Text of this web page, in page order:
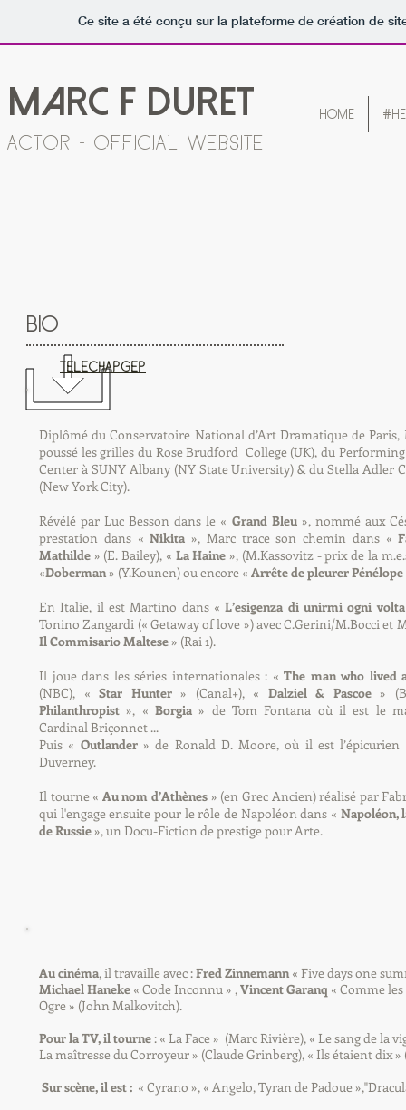
Ce site a été conçu sur la plateforme de création de
HOME
marc F duret
actor - OFFICIAL WEBSITE
BIO
TELECHARGER
Diplômé du Conservatoire National d’Art Dramatique de Paris,
poussé les grilles du Rose Brudford College (UK), du
Center à SUNY Albany (NY State University) & du Stella Adler
(New York City).
Révélé par Luc Besson dans le « Grand Bleu», nommé aux
prestation dans «Nikita », Marc trace son chemin dans «
Mathilde » (E. Bailey), « La Haine », (M.Kassovitz - prix de la
«Doberman » (Y.Kounen) ou encore « Arrête de pleurer Pénélope
En Italie, il est Martino dans «L’esigenza di unirmi ogni
Tonino Zangardi (« Getaway of love ») avec C.Gerini/M.Bocci et
Il Commisario Maltese » (Rai 1).
Il joue dans les séries internationales : «The man who lived
(NBC), «Star Hunter» (Canal+), « Dalziel & Pascoe»
Philanthropist », « Borgia » de Tom Fontana où il est le
Cardinal Briçonnet ...
Puis « Outlander» de Ronald D. Moore, où il est l’épicurien
Duverney.
Il tourne « Au nom d’Athènes » (en Grec Ancien) réalisé par
qui l'engage ensuite pour le rôle de Napoléon dans « Napoléon,
de Russie », un Docu-Fiction de prestige pour Arte.
Au cinéma, il travaille avec :Fred Zinnemann « Five days one
Michael Haneke « Code Inconnu » ,Vincent Garanq « Comme
Ogre » (John Malkovitch).
Pour la TV, il tourne: « La Face » (Marc Rivière), « Le sang de la
La maîtresse du Corroyeur » (Claude Grinberg), « Ils étaient dix »
Sur scène, il est : « Cyrano », « Angelo, Tyran de Padoue